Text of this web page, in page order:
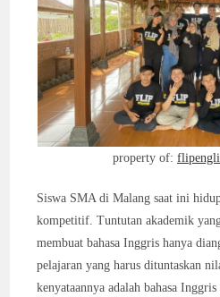
property of:
Siswa SMA di Malang saat ini
kompetitif. Tuntutan akademik
membuat bahasa Inggris hanya
pelajaran yang harus dituntaskan
kenyataannya adalah bahasa